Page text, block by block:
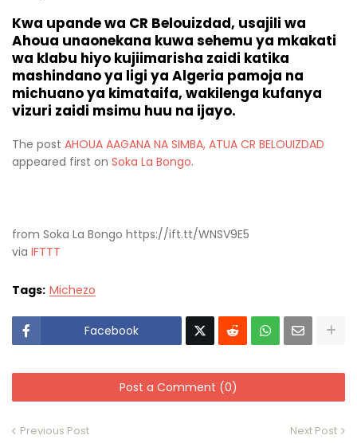
Kwa upande wa CR Belouizdad, usajili wa
Ahoua unaonekana kuwa sehemu ya mkakati
wa klabu hiyo kujiimarisha zaidi katika
mashindano ya ligi ya Algeria pamoja na
michuano ya kimataifa, wakilenga kufanya
vizuri zaidi msimu huu na ijayo.
The post AHOUA AAGANA NA SIMBA, ATUA CR BELOUIZDAD
appeared first on Soka La Bongo.
from Soka La Bongo https://ift.tt/WNSV9E5
via IFTTT
Tags: Michezo
Facebook
Post a Comment (0)
Previous Post Next Post